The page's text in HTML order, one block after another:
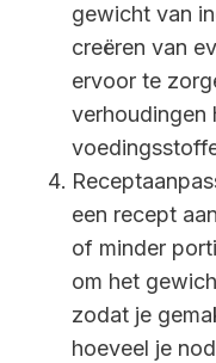
gewicht van
creëren van
ervoor te
verhoudingen
een recept
of minder
om het
zodat je
hoeveel je